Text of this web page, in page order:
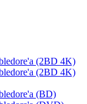
(2BD 4K)
(2BD 4K)
(BD)